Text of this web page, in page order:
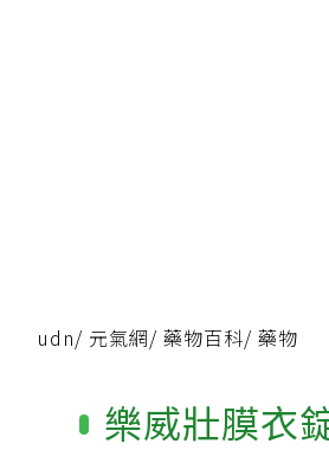
udn/ 元氣網/ 藥物百科/ 藥物
樂威壯膜衣